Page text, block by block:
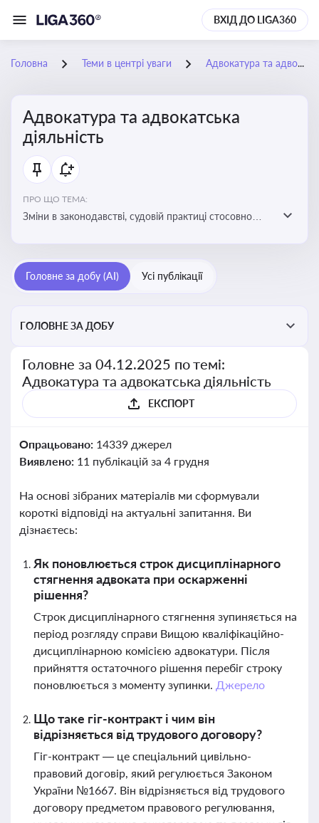
ВХІД ДО LIGA360
Головна Теми в центрі уваги Адвокатура та адвокатська діяльність
Адвокатура та адвокатська
діяльність
ПРО ЩО ТЕМА:
Зміни в законодавстві, судовій практиці стосовно
Головне за добу (AI) Усі публікації
ГОЛОВНЕ ЗА ДОБУ
Головне за 04.12.2025 по темі:
Адвокатура та адвокатська діяльність
ЕКСПОРТ
Опрацьовано: 14339 джерел
Виявлено: 11 публікацій за 4 грудня
На основі зібраних матеріалів ми сформували
короткі відповіді на актуальні запитання. Ви
дізнаєтесь:
Як поновлюється строк дисциплінарного
стягнення адвоката при оскарженні
рішення?
Строк дисциплінарного стягнення зупиняється на
період розгляду справи Вищою кваліфікаційно-
дисциплінарною комісією адвокатури. Після
прийняття остаточного рішення перебіг строку
поновлюється з моменту зупинки. Джерело
Що таке гіг-контракт і чим він
відрізняється від трудового договору?
Гіг-контракт — це спеціальний цивільно-
правовий договір, який регулюється Законом
України №1667. Він відрізняється від трудового
договору предметом правового регулювання,